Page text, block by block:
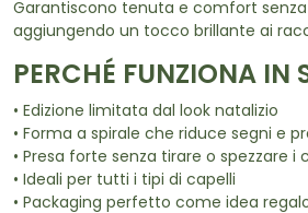
Garantiscono tenuta e comfort senza
aggiungendo un tocco brillante ai
PERCHÉ FUNZIONA IN
• Edizione limitata dal look natalizio
• Forma a spirale che riduce segni e
• Presa forte senza tirare o spezzare i
• Ideali per tutti i tipi di capelli
• Packaging perfetto come idea